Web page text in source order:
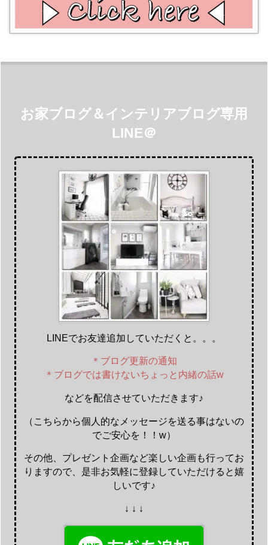
お家ブログ＆インテリアブログ専用
LINE＠
LINEでお友達追加していただくと。。。
＊ブログ更新の通知
＊ブログでは書けないちょっと内緒の話w
などを配信させていただきます♪
（こちらから個人的なメッセージを送る事はないの
でご安心を！！w）
その他、プレゼント企画など楽しい企画も行ってお
りますので、是非お気軽に登録していただけると嬉
しいです♪
↓ ↓ ↓